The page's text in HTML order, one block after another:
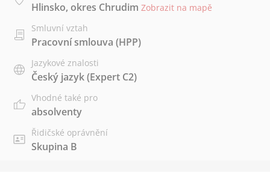
Hlinsko, okres Chrudim Zobrazit na mapě
Smluvní vztah
Pracovní smlouva (HPP)
Jazykové znalosti
Český jazyk(Expert C2)
Vhodné také pro
absolventy
Řidičské oprávnění
Skupina B